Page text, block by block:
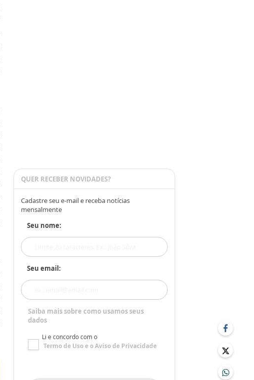
QUER RECEBER NOVIDADES?
Cadastre seu e-mail e receba notícias
mensalmente
Seu nome:
Seu email:
Saiba mais sobre como usamos seus
dados
Li e concordo com o
Termo de Usoe oAviso de Privacidade